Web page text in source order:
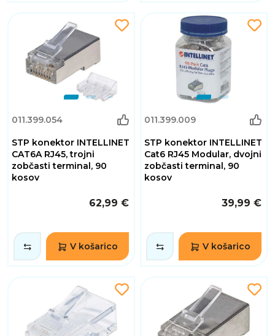
011.399.054
STP konektor INTELLINET
CAT6A RJ45, trojni
zobčasti terminal, 90
kosov
62,99 €
V košarico
011.399.009
STP konektor INTELLINET
Cat6 RJ45 Modular, dvojni
zobčasti terminal, 90
kosov
39,99 €
V košarico